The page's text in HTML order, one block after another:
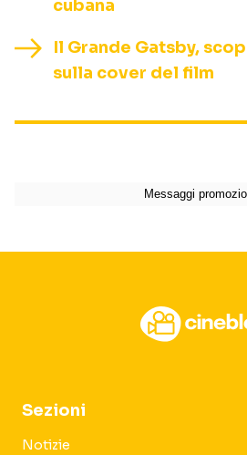
cubana
Il Grande Gatsby,
sulla cover del film
Sezioni
Notizie